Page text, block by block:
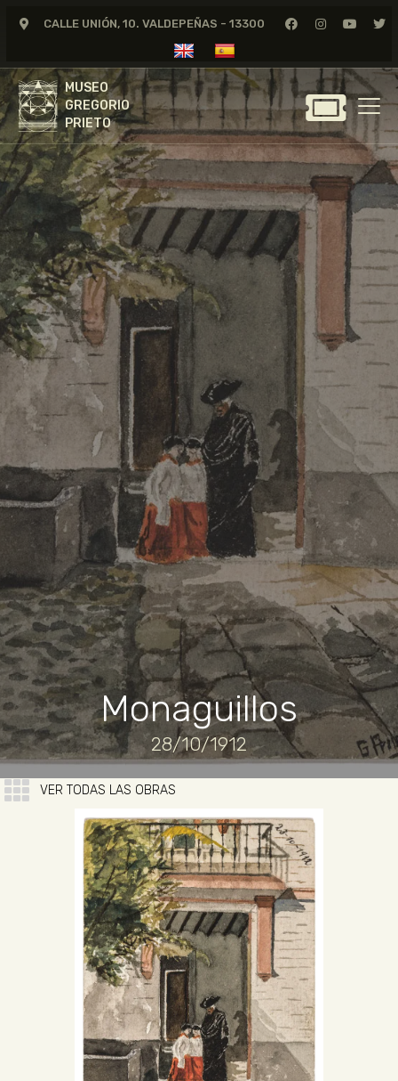
CALLE UNIÓN, 10. VALDEPEÑAS - 13300
MUSEO
GREGORIO
PRIETO
MUSEO
GREGORIO
PRIETO
GREGORIO PRIETO
MUSEO
ARCHIVO
CERTAMEN DE DIBUJO
FUNDACIÓN
TIENDA
NOTICIAS
Monaguillos
28/10/1912
VER TODAS LAS OBRAS